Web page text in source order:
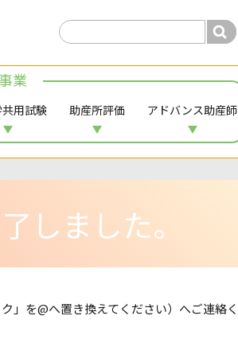
業
用試験 助産所評価 アドバンス助産師
しました。
ク」を@へ置き換えてください）へご連絡く